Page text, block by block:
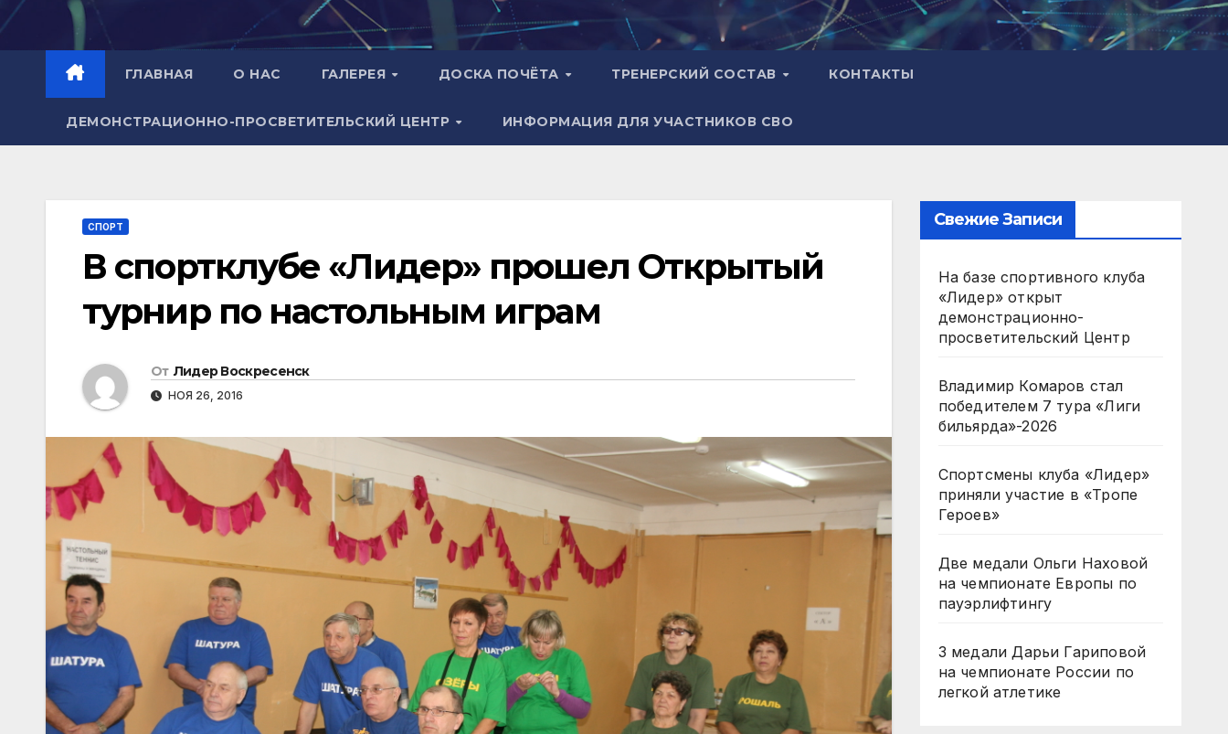
Перейти
содержимому
ГЛАВНАЯ О НАС ГАЛЕРЕЯ ДОСКА ПОЧЁТА ТРЕНЕРСКИЙ СОСТАВ КОНТАКТЫ
ДЕМОНСТРАЦИОННО-ПРОСВЕТИТЕЛЬСКИЙ ЦЕНТР ИНФОРМАЦИЯ ДЛЯ УЧАСТНИКОВ СВО
СПОРТ
В спортклубе «Лидер» прошел Открытый
турнир по настольным играм
От Лидер Воскресенск
НОЯ 26, 2016
Свежие Записи
На базе спортивного клуба
«Лидер» открыт
демонстрационно-
просветительский Центр
Владимир Комаров стал
победителем 7 тура «Лиги
бильярда»-2026
Спортсмены клуба «Лидер»
приняли участие в «Тропе
Героев»
Две медали Ольги Наховой
на чемпионате Европы по
пауэрлифтингу
3 медали Дарьи Гариповой
на чемпионате России по
легкой атлетике